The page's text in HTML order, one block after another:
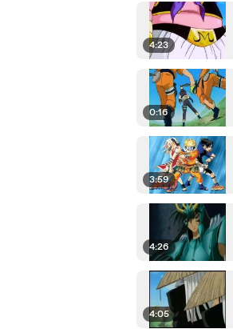
4:23
0:16
3:59
4:26
4:05